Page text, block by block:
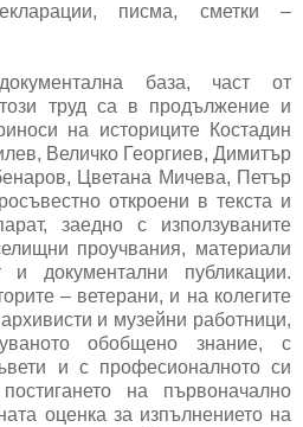
писма, сметки –
база, част от
труд са в продължение и
на историците Костадин
Величко Георгиев, Димитър
Цветана Мичева, Петър
откроени в текста и
заедно с използуваните
проучвания, материали
и документални публикации.
– ветерани, и на колегите
и музейни работници,
обобщено знание, с
и с професионалното си
на първоначално
оценка за изпълнението на